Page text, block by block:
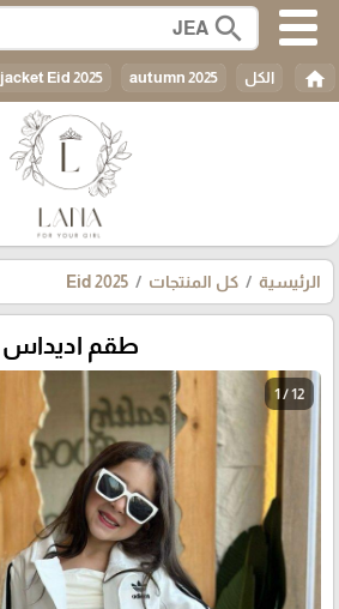
search
home الكل jacket Eid 2025 autumn 2025
الرئيسية كل المنتجات Eid 2025
طقم اديداس
1 / 12